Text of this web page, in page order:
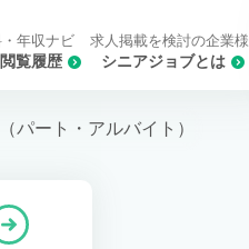
シニアジョブとは
閲覧履歴
年収ナビ 求人掲載を検討の企業様
パート・アルバイト）